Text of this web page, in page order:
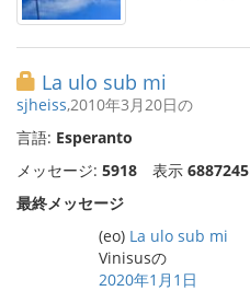
La ulo sub mi
sjheiss,2010年3月20日の
言語: Esperanto
メッセージ: 5918 表示 6887245
最終メッセージ
(eo) La ulo sub mi
Vinisusの
2020年1月1日